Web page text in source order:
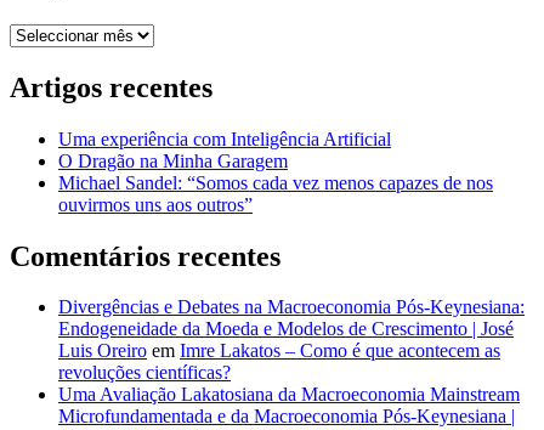
Arquivo
Artigos recentes
Uma experiência com Inteligência Artificial
O Dragão na Minha Garagem
Michael Sandel: “Somos cada vez menos capazes de nos
ouvirmos uns aos outros”
Comentários recentes
Divergências e Debates na Macroeconomia Pós-Keynesiana:
Endogeneidade da Moeda e Modelos de Crescimento | José
Luis Oreiro em Imre Lakatos – Como é que acontecem as
revoluções científicas?
Uma Avaliação Lakatosiana da Macroeconomia Mainstream
Microfundamentada e da Macroeconomia Pós-Keynesiana |